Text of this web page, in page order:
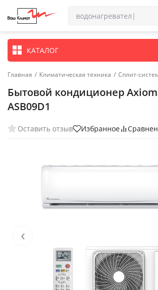
КАТАЛОГ
Главная / Климатическая техника / Сплит-
Бытовой кондиционер
ASB09D1
Оставить отзыв Избранное
‹